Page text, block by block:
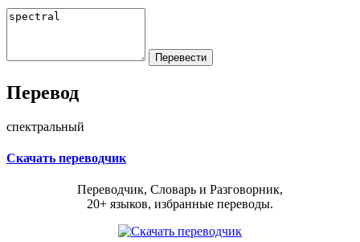
Перевод
спектральный
Скачать переводчик
Переводчик, Словарь и Разговорник,
20+ языков, избранные переводы.